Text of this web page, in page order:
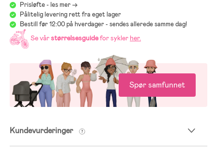
Prisløfte - les mer ->
Pålitelig levering rett fra eget lager
Bestill før 12:00 på hverdager - sendes allerede samme dag!
Se vårstørrelsesguidefor sykler her.
Spør samfunnet
Kundevurderinger